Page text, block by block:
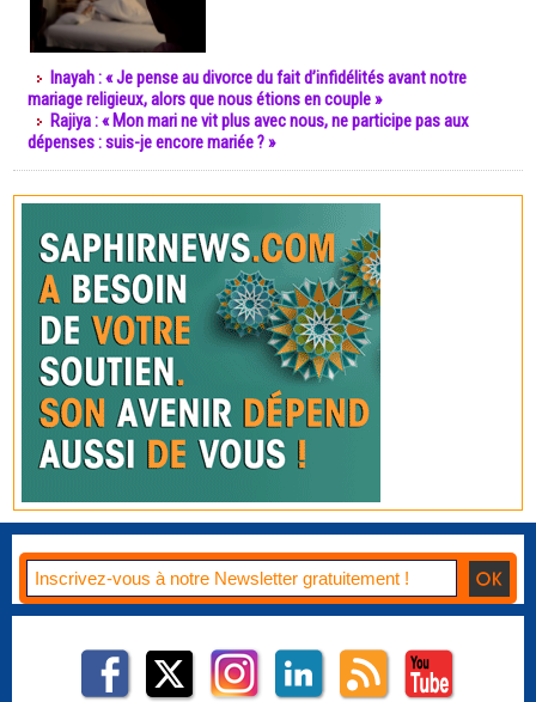
Inayah : « Je pense au divorce du fait d’infidélités avant notre
mariage religieux, alors que nous étions en couple »
Rajiya : « Mon mari ne vit plus avec nous, ne participe pas aux
dépenses : suis-je encore mariée ? »